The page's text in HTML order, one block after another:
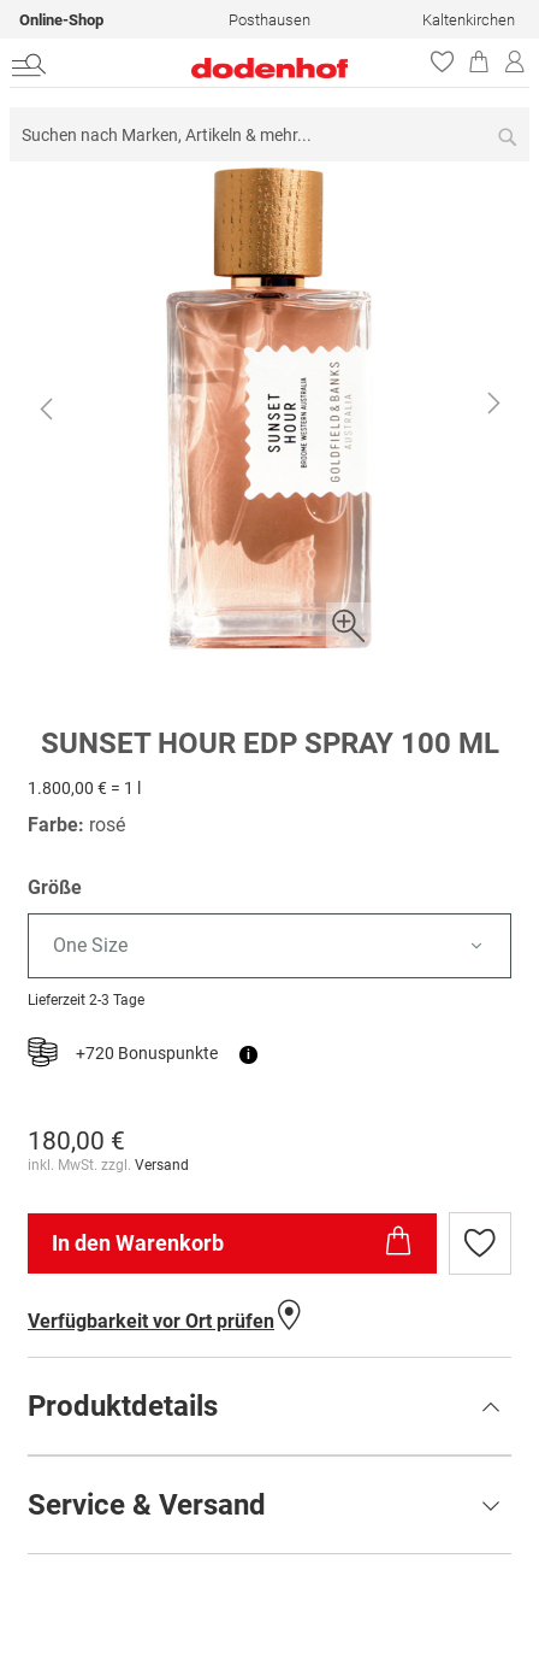
Online-Shop Posthausen Kaltenkirchen
Zum
Anfang
der
springen
SUNSET HOUR EDP SPRAY 100 ML
1.800,00 € = 1 l
Farbe: rosé
Größe
One Size
Lieferzeit 2-3 Tage
+720 Bonuspunkte i
180,00 €
inkl. MwSt. zzgl. Versand
In den Warenkorb
Zur
Verfügbarkeit vor Ort prüfen
Produktdetails
Service & Versand